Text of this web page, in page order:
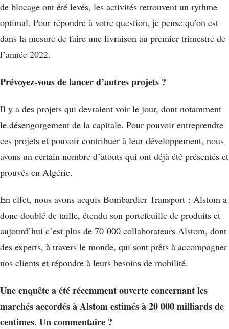
de blocage ont été levés, les activités retrouvent un rythme
optimal. Pour répondre à votre question, je pense qu’on est
dans la mesure de faire une livraison au premier trimestre de
l’année 2022.
Prévoyez-vous de lancer d’autres projets ?
Il y a des projets qui devraient voir le jour, dont notamment
le désengorgement de la capitale. Pour pouvoir entreprendre
ces projets et pouvoir contribuer à leur développement, nous
avons un certain nombre d’atouts qui ont déjà été présentés et
prouvés en Algérie.
En effet, nous avons acquis Bombardier Transport ; Alstom a
donc doublé de taille, étendu son portefeuille de produits et
aujourd’hui c’est plus de 70 000 collaborateurs Alstom, dont
des experts, à travers le monde, qui sont prêts à accompagner
nos clients et répondre à leurs besoins de mobilité.
Une enquête a été récemment ouverte concernant les
marchés accordés à Alstom estimés à 20 000 milliards de
centimes. Un commentaire ?